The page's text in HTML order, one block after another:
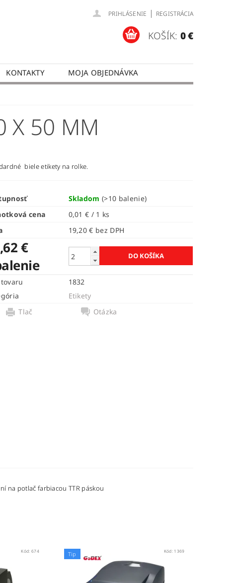
PRIHLÁSENIE | REGISTRÁCIA
KOŠÍK: 0 €
KONTAKTY MOJA OBJEDNÁVKA
X 50 MM
biele etikety na rolke.
Skladom(>10 balenie)
cena
0,01 € / 1 ks
19,20 € bez DPH
€
1832
Etikety
Tlač
Otázka
na potlač farbiacou TTR páskou
Kód:674 Tip Kód: 1369